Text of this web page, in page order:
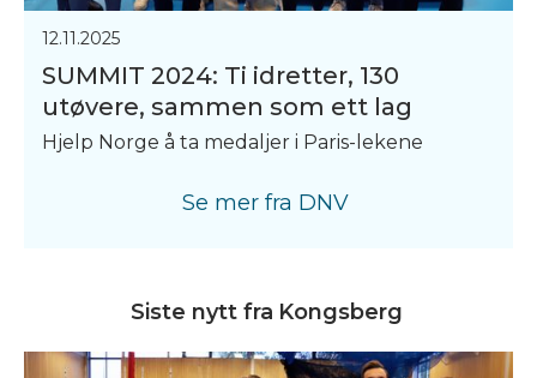
12.11.2025
SUMMIT 2024: Ti idretter, 130
utøvere, sammen som ett lag
Hjelp Norge å ta medaljer i Paris-lekene
Se mer fra DNV
Siste nytt fra Kongsberg